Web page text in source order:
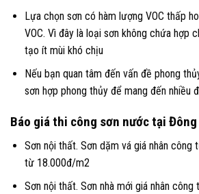
Lựa chọn sơn có hàm lượng VOC thấp
VOC. Vì đây là loại sơn không chứa hợp
tạo ít mùi khó chịu
Nếu bạn quan tâm đến vấn đề phong
sơn hợp phong thủy để mang đến nhiều
Báo giá thi công sơn nước tại Đông
Sơn nội thất. Sơn dặm vá giá nhân
từ 18.000đ/m2
Sơn nội thất. Sơn nhà mới giá nhân